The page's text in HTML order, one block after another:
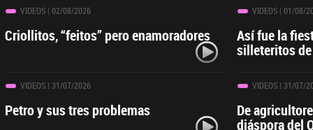
VIDEOS | 02/08/2026
Criollitos, “feitos” pero enamoradores
VIDEOS | 01/08/
Así fue la
silleteritos
VIDEOS | 31/07/2026
Petro y sus tres problemas
VIDEOS | 31/07/
De
diáspora del